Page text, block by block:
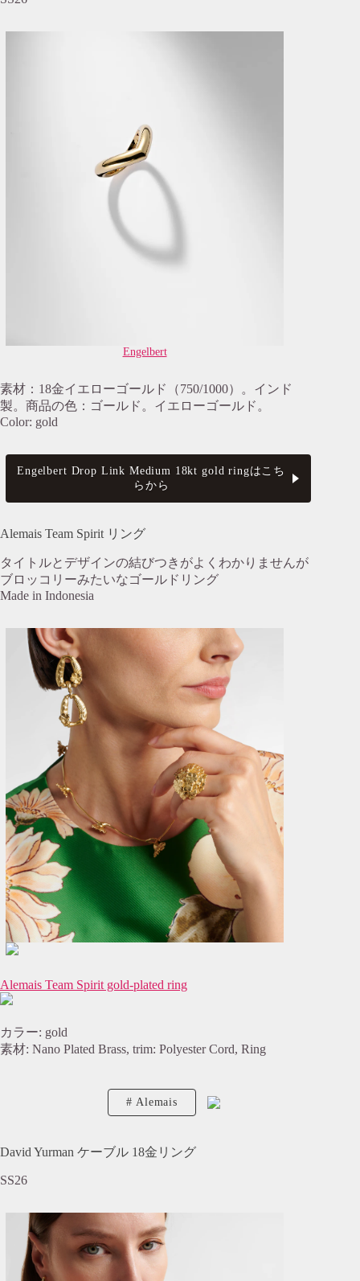
Engelbert
素材：18金イエローゴールド（750/1000）。インド
製。商品の色：ゴールド。イエローゴールド。
Color: gold
Engelbert Drop Link Medium 18kt gold ringはこち
らから
Alemais Team Spirit リング
タイトルとデザインの結びつきがよくわかりませんが
ブロッコリーみたいなゴールドリング
Made in Indonesia
Alemais Team Spirit gold-plated ring
カラー: gold
素材: Nano Plated Brass, trim: Polyester Cord, Ring
Alemais
David Yurman ケーブル 18金リング
SS26